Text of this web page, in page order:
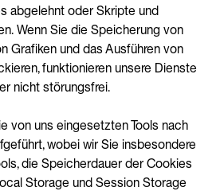
abgelehnt oder Skripte und
Wenn Sie die Speicherung von
Grafiken und das Ausführen von
funktionieren unsere Dienste
nicht störungsfrei.
von uns eingesetzten Tools nach
wobei wir Sie insbesondere
die Speicherdauer der Cookies
Storage und Session Storage